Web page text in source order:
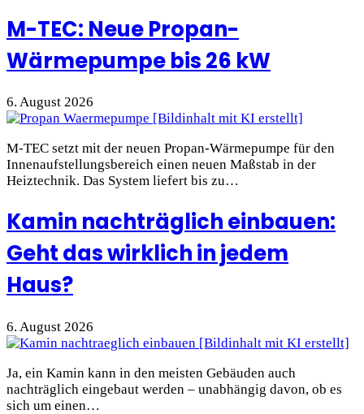
M-TEC: Neue Propan-
Wärmepumpe bis 26 kW
6. August 2026
M-TEC setzt mit der neuen Propan-Wärmepumpe für den
Innenaufstellungsbereich einen neuen Maßstab in der
Heiztechnik. Das System liefert bis zu…
Kamin nachträglich einbauen:
Geht das wirklich in jedem
Haus?
6. August 2026
Ja, ein Kamin kann in den meisten Gebäuden auch
nachträglich eingebaut werden – unabhängig davon, ob es
sich um einen…